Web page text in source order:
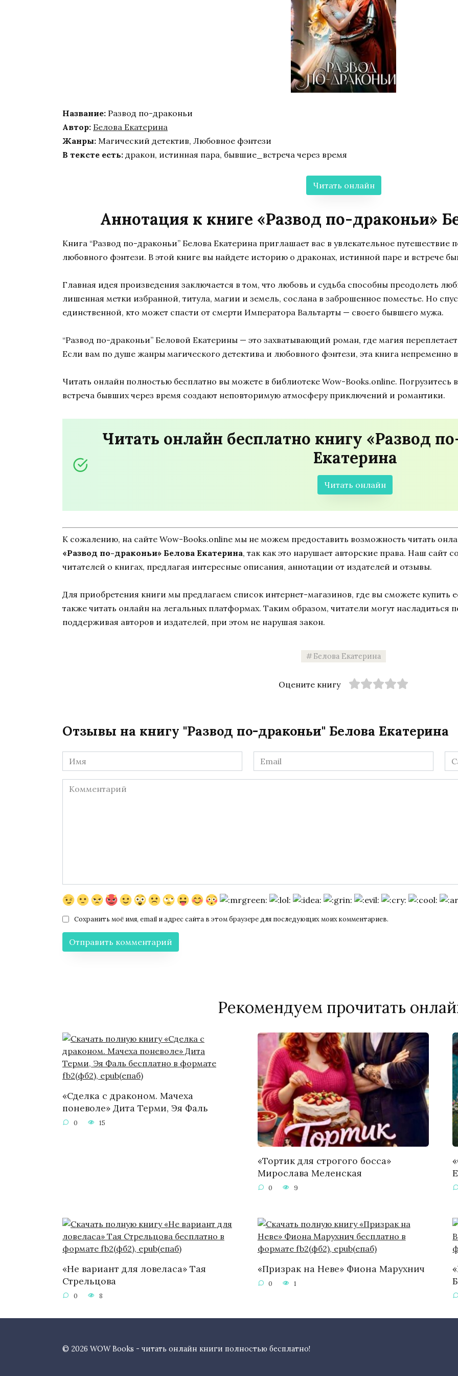
Название: Развод по-драконьи
Автор: Белова Екатерина
Жанры: Магический детектив, Любовное фэнтези
В тексте есть: дракон, истинная пара, бывшие_встреча через время
Читать онлайн
Аннотация к книге «Развод по-драконьи»
Книга “Развод по-драконьи” Белова Екатерина приглашает вас в увлекательное путешествие
любовного фэнтези. В этой книге вы найдете историю о драконах, истинной паре и встрече
Главная идея произведения заключается в том, что любовь и судьба способны преодолеть
лишенная метки избранной, титула, магии и земель, сослана в заброшенное поместье. Но
единственной, кто может спасти от смерти Императора Вальтарты — своего бывшего мужа.
“Развод по-драконьи” Беловой Екатерины — это захватывающий роман, где магия
Если вам по душе жанры магического детектива и любовного фэнтези, эта книга непременно
Читать онлайн полностью бесплатно вы можете в библиотеке Wow-Books.online. Погрузитесь
встреча бывших через время создают неповторимую атмосферу приключений и романтики.
Читать онлайн бесплатно книгу «Развод
Екатерина
Читать онлайн
К сожалению, на сайте Wow-Books.online мы не можем предоставить возможность читать
«Развод по-драконьи» Белова Екатерина, так как это нарушает авторские права. Наш сайт
читателей о книгах, предлагая интересные описания, аннотации от издателей и отзывы.
Для приобретения книги мы предлагаем список интернет-магазинов, где вы сможете купить
также читать онлайн на легальных платформах. Таким образом, читатели могут насладиться
поддерживая авторов и издателей, при этом не нарушая закон.
Белова Екатерина
Оцените книгу
Отзывы на книгу "Развод по-драконьи" Белова Екатерина
Имя
*
Email
*
Комментарий
Сохранить моё имя, email и адрес сайта в этом браузере для последующих моих комментариев.
Рекомендуем прочитать
«Сделка с драконом. Мачеха
поневоле» Дита Терми, Эя Фаль
0 15
«Тортик для строгого босса»
Мирослава Меленская
0 9
«Не вариант для ловеласа» Тая
Стрельцова
0 8
«Призрак на Неве» Фиона Марухнич
0 1
© 2026 WOW Books - читать онлайн книги полностью бесплатно!